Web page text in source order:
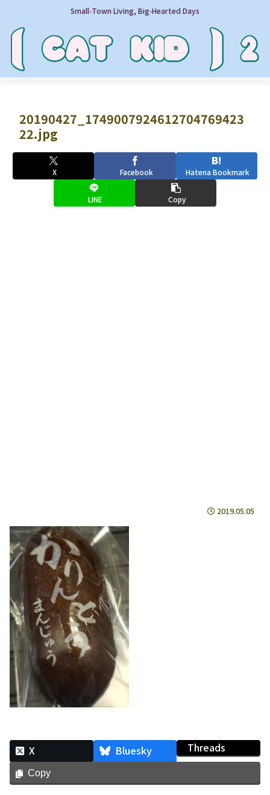
Small‑Town Living, Big‑Hearted Days
20190427_1749007924612704769423
22.jpg
X Facebook Hatena Bookmark
LINE Copy
2019.05.05
X Bluesky Threads
Copy